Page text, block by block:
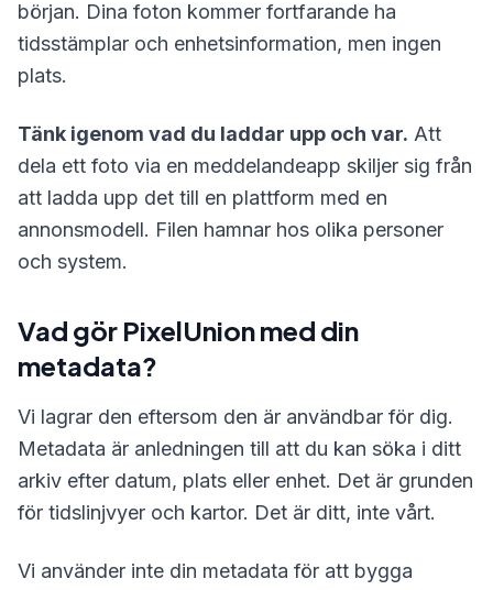
början. Dina foton kommer fortfarande ha
tidsstämplar och enhetsinformation, men ingen
plats.
Tänk igenom vad du laddar upp och var. Att
dela ett foto via en meddelandeapp skiljer sig från
att ladda upp det till en plattform med en
annonsmodell. Filen hamnar hos olika personer
och system.
Vad gör PixelUnion med din
metadata?
Vi lagrar den eftersom den är användbar för dig.
Metadata är anledningen till att du kan söka i ditt
arkiv efter datum, plats eller enhet. Det är grunden
för tidslinjvyer och kartor. Det är ditt, inte vårt.
Vi använder inte din metadata för att bygga